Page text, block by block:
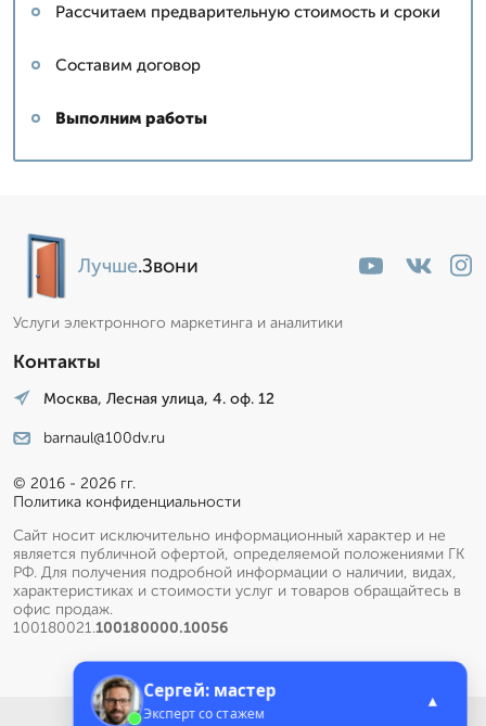
Рассчитаем предварительную стоимость и сроки
Составим договор
Выполним работы
Лучше.Звони
Услуги электронного маркетинга и аналитики
Контакты
Москва, Лесная улица, 4. оф. 12
barnaul@100dv.ru
© 2016 - 2026 гг.
Политика конфиденциальности
Сайт носит исключительно информационный характер и не
является публичной офертой, определяемой положениями ГК
РФ. Для получения подробной информации о наличии, видах,
характеристиках и стоимости услуг и товаров обращайтесь в
офис продаж.
100180021.100180000.10056
Сергей: мастер
Эксперт со стажем
▲